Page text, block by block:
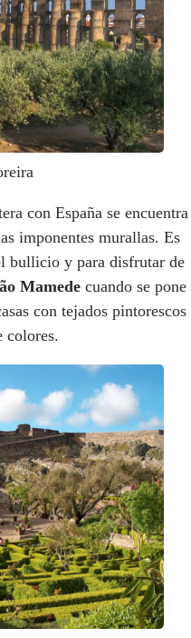
con España se encuentra
imponentes murallas. Es
bullicio y para disfrutar de
Mamede cuando se pone
con tejados pintorescos
colores.